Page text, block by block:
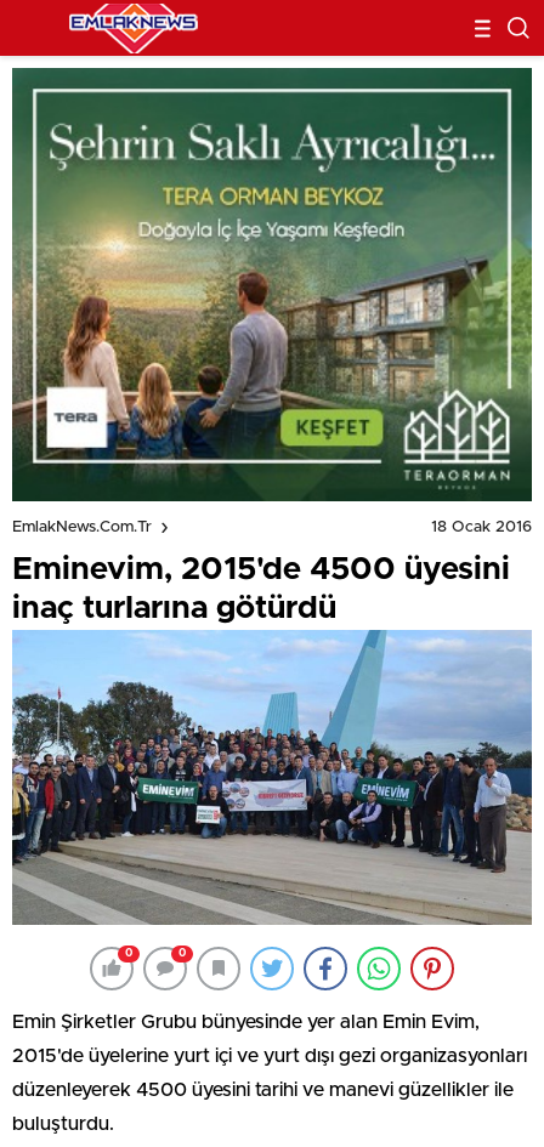
EmlakNews.com.tr 18 Ocak 2016
Eminevim, 2015'de 4500 üyesini
inaç turlarına götürdü
0 0
Emin Şirketler Grubu bünyesinde yer alan Emin Evim,
2015'de üyelerine yurt içi ve yurt dışı gezi organizasyonları
düzenleyerek 4500 üyesini tarihi ve manevi güzellikler ile
buluşturdu.